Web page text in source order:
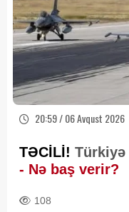
20:59 / 06 Avqust 2026
TƏCİLİ! Türkiyə
- Nə baş verir?
108